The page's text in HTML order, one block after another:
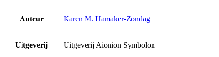
Auteur Karen M. Hamaker-Zondag
Uitgeverij Uitgeverij Aionion Symbolon